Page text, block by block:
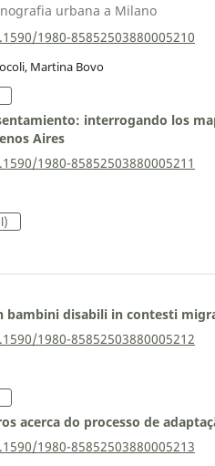
urbana a Milano
1980-85852503880005210
Martina Bovo
interrogando los
Aires
1980-85852503880005211
bambini disabili in contesti
1980-85852503880005212
acerca do processo de
1980-85852503880005213